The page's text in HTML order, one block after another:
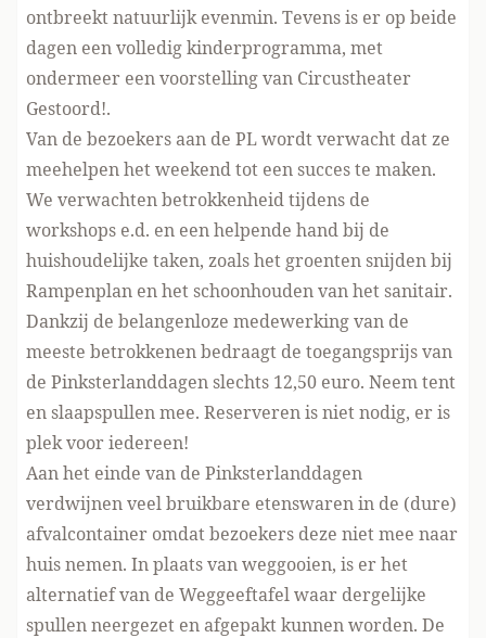
ontbreekt natuurlijk evenmin. Tevens is er op beide
dagen een volledig kinderprogramma, met
ondermeer een voorstelling van Circustheater
Gestoord!.
Van de bezoekers aan de PL wordt verwacht dat ze
meehelpen het weekend tot een succes te maken.
We verwachten betrokkenheid tijdens de
workshops e.d. en een helpende hand bij de
huishoudelijke taken, zoals het groenten snijden bij
Rampenplan en het schoonhouden van het sanitair.
Dankzij de belangenloze medewerking van de
meeste betrokkenen bedraagt de toegangsprijs van
de Pinksterlanddagen slechts 12,50 euro. Neem tent
en slaapspullen mee. Reserveren is niet nodig, er is
plek voor iedereen!
Aan het einde van de Pinksterlanddagen
verdwijnen veel bruikbare etenswaren in de (dure)
afvalcontainer omdat bezoekers deze niet mee naar
huis nemen. In plaats van weggooien, is er het
alternatief van de Weggeeftafel waar dergelijke
spullen neergezet en afgepakt kunnen worden. De